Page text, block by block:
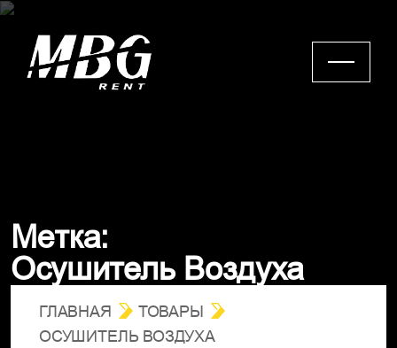
Метка:
Осушитель Воздуха
ГЛАВНАЯ
ТОВАРЫ
ОСУШИТЕЛЬ ВОЗДУХА